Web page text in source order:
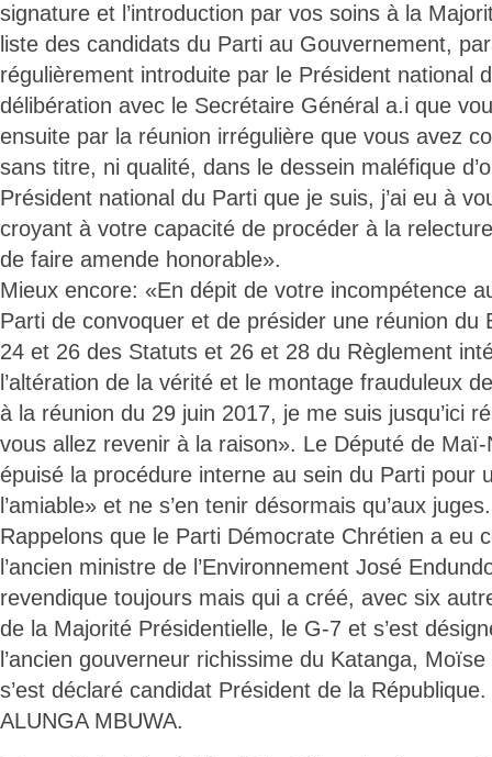
signature et l’introduction par vos soins à la
liste des candidats du Parti au Gouvernement,
régulièrement introduite par le Président national
délibération avec le Secrétaire Général a.i que
ensuite par la réunion irrégulière que vous avez
sans titre, ni qualité, dans le dessein maléfique
Président national du Parti que je suis, j’ai eu à
croyant à votre capacité de procéder à la
de faire amende honorable».
Mieux encore: «En dépit de votre incompétence
Parti de convoquer et de présider une réunion du
24 et 26 des Statuts et 26 et 28 du Règlement
l’altération de la vérité et le montage frauduleux
à la réunion du 29 juin 2017, je me suis jusqu’ici
vous allez revenir à la raison». Le Député de
épuisé la procédure interne au sein du Parti pour
l’amiable» et ne s’en tenir désormais qu’aux juges.
Rappelons que le Parti Démocrate Chrétien a eu
l’ancien ministre de l’Environnement José
revendique toujours mais qui a créé, avec six
de la Majorité Présidentielle, le G-7 et s’est
l’ancien gouverneur richissime du Katanga,
s’est déclaré candidat Président de la République.
ALUNGA MBUWA.